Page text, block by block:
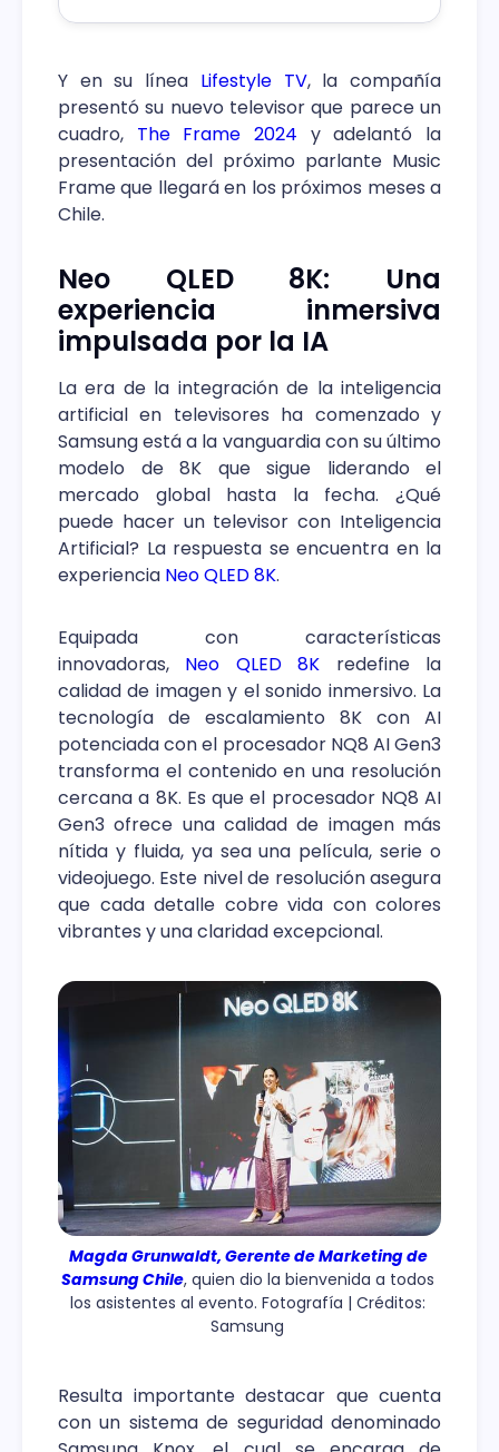
Y en su línea Lifestyle TV, la compañía
presentó su nuevo televisor que parece un
cuadro, The Frame 2024 y adelantó la
presentación del próximo parlante Music
Frame que llegará en los próximos meses a
Chile.
Neo QLED 8K: Una
experiencia inmersiva
impulsada por la IA
La era de la integración de la inteligencia
artificial en televisores ha comenzado y
Samsung está a la vanguardia con su último
modelo de 8K que sigue liderando el
mercado global hasta la fecha. ¿Qué
puede hacer un televisor con Inteligencia
Artificial? La respuesta se encuentra en la
experiencia Neo QLED 8K.
Equipada con características
innovadoras, Neo QLED 8K redefine la
calidad de imagen y el sonido inmersivo. La
tecnología de escalamiento 8K con AI
potenciada con el procesador NQ8 AI Gen3
transforma el contenido en una resolución
cercana a 8K. Es que el procesador NQ8 AI
Gen3 ofrece una calidad de imagen más
nítida y fluida, ya sea una película, serie o
videojuego. Este nivel de resolución asegura
que cada detalle cobre vida con colores
vibrantes y una claridad excepcional.
Magda Grunwaldt, Gerente de Marketing de
Samsung Chile, quien dio la bienvenida a todos
los asistentes al evento. Fotografía | Créditos:
Samsung
Resulta importante destacar que cuenta
con un sistema de seguridad denominado